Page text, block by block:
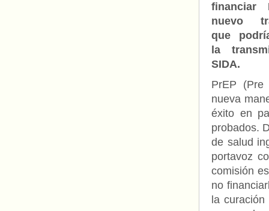
financiar
nuevo
que
la
SIDA.
PrEP (Pre
nueva
éxito en
probados.
de salud
portavoz
comisión
no
la